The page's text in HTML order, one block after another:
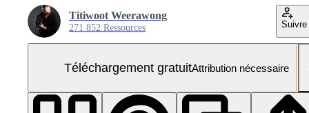
Titiwoot Weerawong
271 852 Ressources Suivre
Téléchargement gratuitAttribution nécessaire